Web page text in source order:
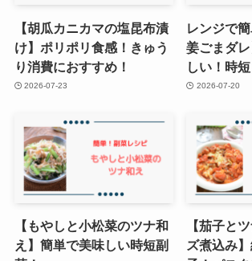
【胡瓜カニカマの塩昆布漬
け】ポリポリ食感！きゅう
り消費におすすめ！
2026-07-23
レンジで
姜ごまダ
しい！時
2026-07-20
【もやしと小松菜のツナ和
え】簡単で美味しい時短副
【茄子と
ズ煮込み